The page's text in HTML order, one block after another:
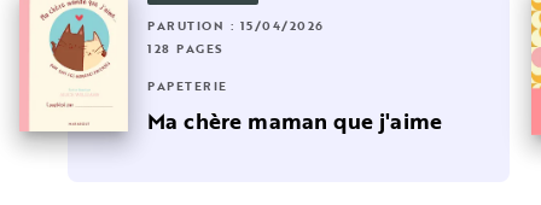
PARUTION : 15/04/2026
128 PAGES
PAPETERIE
Ma chère maman que j'aime